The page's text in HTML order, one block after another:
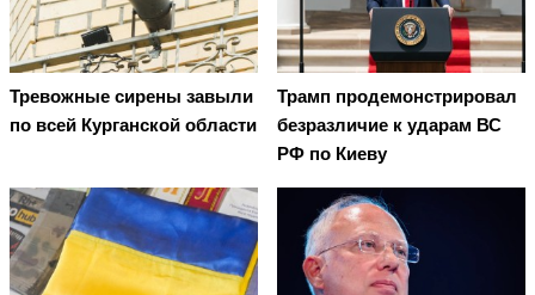
Тревожные сирены завыли
по всей Курганской области
Трамп продемонстрировал
безразличие к ударам ВС
РФ по Киеву